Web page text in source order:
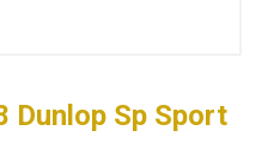
Dunlop Sp Sport